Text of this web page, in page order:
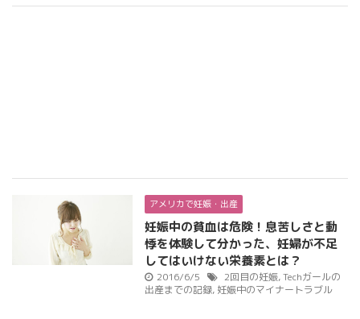
アメリカで妊娠・出産
妊娠中の貧血は危険！息苦しさと動
悸を体験して分かった、妊婦が不足
してはいけない栄養素とは？
2016/6/5 2回目の妊娠,Techガールの
出産までの記録, 妊娠中のマイナートラブル